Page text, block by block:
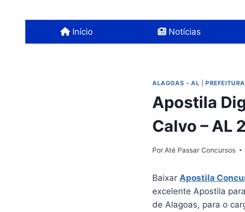
Conteúdo
Início Notícias
ALAGOAS - AL
Apostila
Calvo – AL
PorAté Passar Concursos
Baixar Apostila
excelente Apostila
de Alagoas, para o